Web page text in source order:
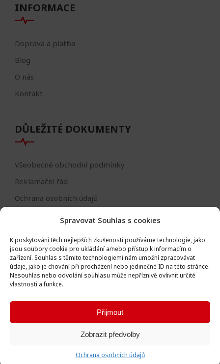
Spravovat Souhlas s cookies
K poskytování těch nejlepších zkušeností používáme technologie, jako
jsou soubory cookie pro ukládání a/nebo přístup k informacím o
zařízení. Souhlas s těmito technologiemi nám umožní zpracovávat
údaje, jako je chování při procházení nebo jedinečné ID na této stránce.
Nesouhlas nebo odvolání souhlasu může nepříznivě ovlivnit určité
vlastnosti a funkce.
Přijmout
Zobrazit předvolby
Ochrana osobních údajů
INFORMACE
Doprava a platba
Blog
O nás
Kontakt
DŮLEŽITÉ DOKUMENTY
Všeobecné obchodní podmínky
Reklamační řád
Ochrana osobních údajů
Formulář - odstoupení od smlouvy
Odstoupení od smlouvy
Všechna práva vyhrazena © Igor Vlk - soukromá firma 2016 -
Vytvořila digitální agenturaAmetica